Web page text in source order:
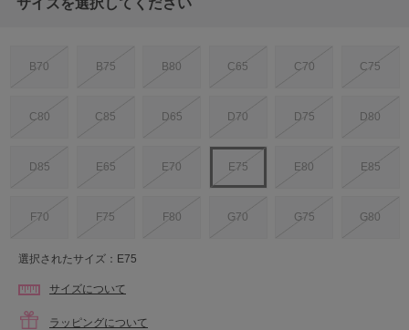
B70 B75 B80 C65 C70 C75
C80 C85 D65 D70 D75 D80
D85 E65 E70 E75 E80 E85
F70 F75 F80 G70 G75 G80
選択されたサイズ：E75
サイズについて
ラッピングについて